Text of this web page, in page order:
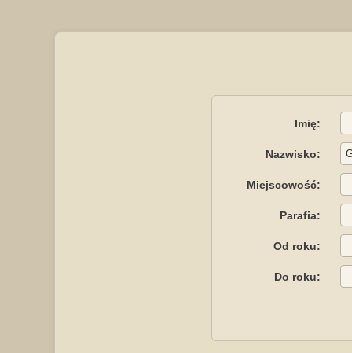
Imię:
Nazwisko:
Miejscowość:
Parafia:
Od roku:
Do roku: